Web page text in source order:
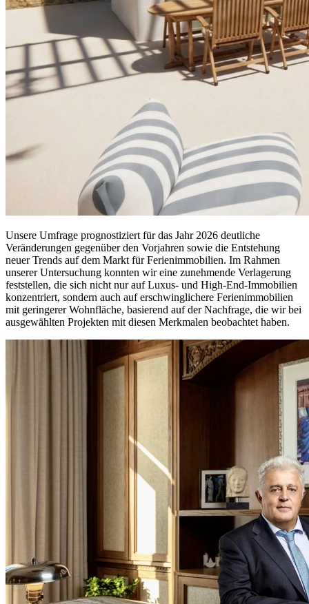
Unsere Umfrage prognostiziert für das Jahr 2026 deutliche
Veränderungen gegenüber den Vorjahren sowie die Entstehung
neuer Trends auf dem Markt für Ferienimmobilien. Im Rahmen
unserer Untersuchung konnten wir eine zunehmende Verlagerung
feststellen, die sich nicht nur auf Luxus- und High-End-Immobilien
konzentriert, sondern auch auf erschwinglichere Ferienimmobilien
mit geringerer Wohnfläche, basierend auf der Nachfrage, die wir bei
ausgewählten Projekten mit diesen Merkmalen beobachtet haben.